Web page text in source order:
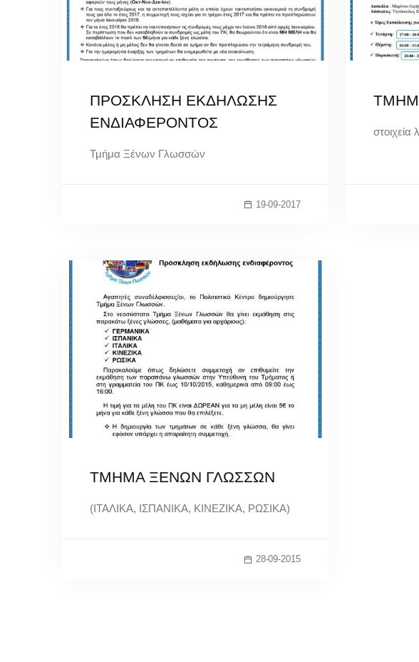
ΠΡΟΣΚΛΗΣΗ ΕΚΔΗΛΩΣΗΣ
ΕΝΔΙΑΦΕΡΟΝΤΟΣ
Τμήμα Ξένων Γλωσσών
19-09-2017
στοιχεία
ΤΜΗΜΑ ΞΕΝΩΝ ΓΛΩΣΣΩΝ
(ΙΤΑΛΙΚΑ, ΙΣΠΑΝΙΚΑ, ΚΙΝΕΖΙΚΑ, ΡΩΣΙΚΑ)
28-09-2015